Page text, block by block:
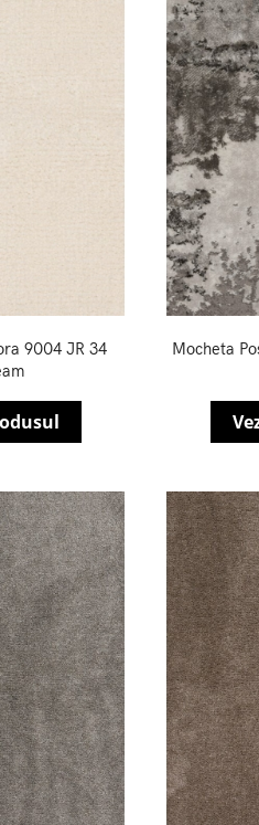
9004 JR 34
Mocheta